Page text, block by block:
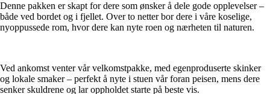
Denne pakken er skapt for dere som ønsker å dele gode opplevelser –
både ved bordet og i fjellet. Over to netter bor dere i våre koselige,
nyoppussede rom, hvor dere kan nyte roen og nærheten til naturen.
Ved ankomst venter vår velkomstpakke, med egenproduserte skinker
og lokale smaker – perfekt å nyte i stuen vår foran peisen, mens dere
senker skuldrene og lar oppholdet starte på beste vis.